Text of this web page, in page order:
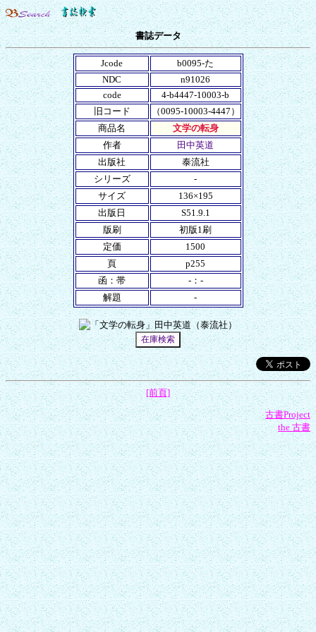
書誌データ
Jcode
b0095-た
NDC
n91026
code
4-b4447-10003-b
旧コード
（0095-10003-4447）
商品名
文学の転身
作者
田中英道
出版社
泰流社
シリーズ
-
サイズ
136×195
出版日
S51.9.1
版刷
初版1刷
定価
1500
頁
p255
函：帯
-：-
解題
-
[前頁]
古書Project
the 古書